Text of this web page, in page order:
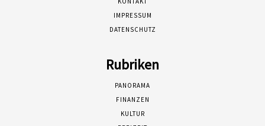
IMPRESSUM
DATENSCHUTZ
Rubriken
PANORAMA
FINANZEN
KULTUR